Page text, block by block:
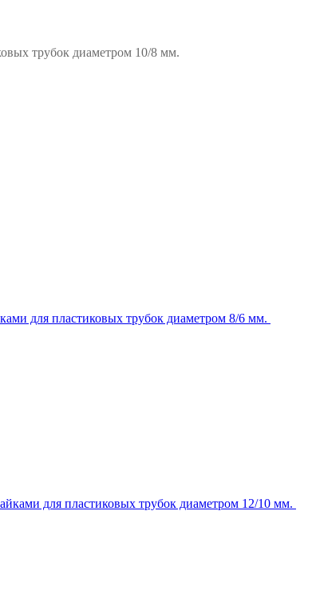
трубок диаметром 10/8 мм.
для пластиковых трубок диаметром 8/6 мм.
для пластиковых трубок диаметром 12/10 мм.